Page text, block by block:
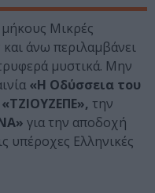
Μικρές
και άνω περιλαμβάνει
τρυφερά μυστικά. Μην
«Η Οδύσσεια του
«ΤΖΙΟΥΖΕΠΕ», την
για την αποδοχή
υπέροχες Ελληνικές